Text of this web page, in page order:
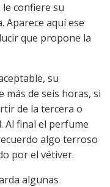
confiere su
Aparece aquí ese
que propone la
su
de seis horas, si
de la tercera o
Al final el perfume
algo terroso
por el vétiver.
algunas